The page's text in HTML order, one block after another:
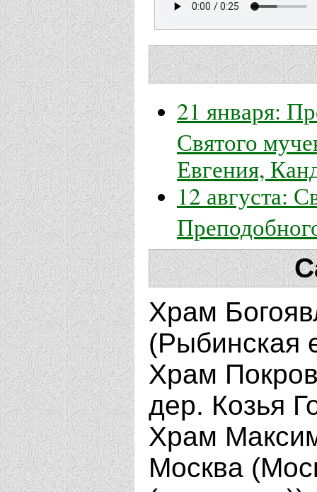
21 января:
Святого
Евгения,
12 августа:
Храм
(Рыбинская
Храм
дер. Козья
Храм
Москва